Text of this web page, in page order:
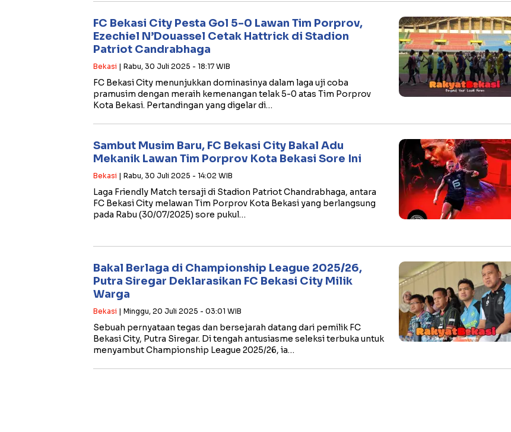
FC Bekasi City Pesta Gol 5-0 Lawan Tim Porprov,
Ezechiel N’Douassel Cetak Hattrick di Stadion
Patriot Candrabhaga
Bekasi | Rabu, 30 Juli 2025 - 18:17 WIB
FC Bekasi City menunjukkan dominasinya dalam laga uji coba
pramusim dengan meraih kemenangan telak 5-0 atas Tim Porprov
Kota Bekasi. Pertandingan yang digelar di…
Sambut Musim Baru, FC Bekasi City Bakal Adu
Mekanik Lawan Tim Porprov Kota Bekasi Sore Ini
Bekasi | Rabu, 30 Juli 2025 - 14:02 WIB
Laga Friendly Match tersaji di Stadion Patriot Chandrabhaga, antara
FC Bekasi City melawan Tim Porprov Kota Bekasi yang berlangsung
pada Rabu (30/07/2025) sore pukul…
Bakal Berlaga di Championship League 2025/26,
Putra Siregar Deklarasikan FC Bekasi City Milik
Warga
Bekasi | Minggu, 20 Juli 2025 - 03:01 WIB
Sebuah pernyataan tegas dan bersejarah datang dari pemilik FC
Bekasi City, Putra Siregar. Di tengah antusiasme seleksi terbuka untuk
menyambut Championship League 2025/26, ia…